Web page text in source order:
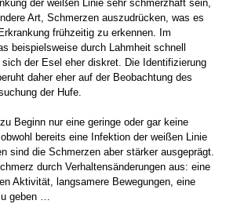
der weißen Linie sehr schmerzhaft sein,
Art, Schmerzen auszudrücken, was es
frühzeitig zu erkennen. Im
beispielsweise durch Lahmheit schnell
der Esel eher diskret. Die Identifizierung
daher eher auf der Beobachtung des
der Hufe.
Beginn nur eine geringe oder gar keine
bereits eine Infektion der weißen Linie
sind die Schmerzen aber stärker ausgeprägt.
durch Verhaltensänderungen aus: eine
Aktivität, langsamere Bewegungen, eine
geben …